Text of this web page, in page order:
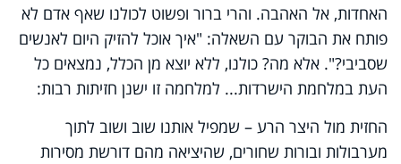
האחדות, אל האהבה. והרי ברור ופשוט לכולנו שאף אדם לא
פותח את הבוקר עם השאלה: "איך אוכל להזיק היום לאנשים
שסביבי?". אלא מה? כולנו, ללא יוצא מן הכלל, נמצאים כל
העת במלחמת הישרדות... למלחמה זו ישנן חזיתות רבות:
החזית מול היצר הרע – שמפיל אותנו שוב ושוב לתוך
מערבולות ובורות שחורים, שהיציאה מהם דורשת מסירות